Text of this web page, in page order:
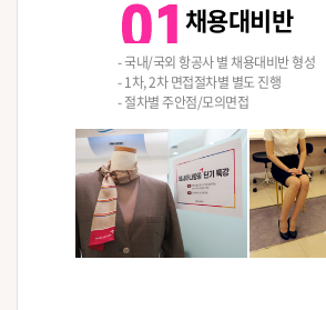
채용대비반
- 국내/국외 항공사 별 채용대비반 형성
- 1차, 2차 면접절차별 별도 진행
- 절차별 주안점/모의면접